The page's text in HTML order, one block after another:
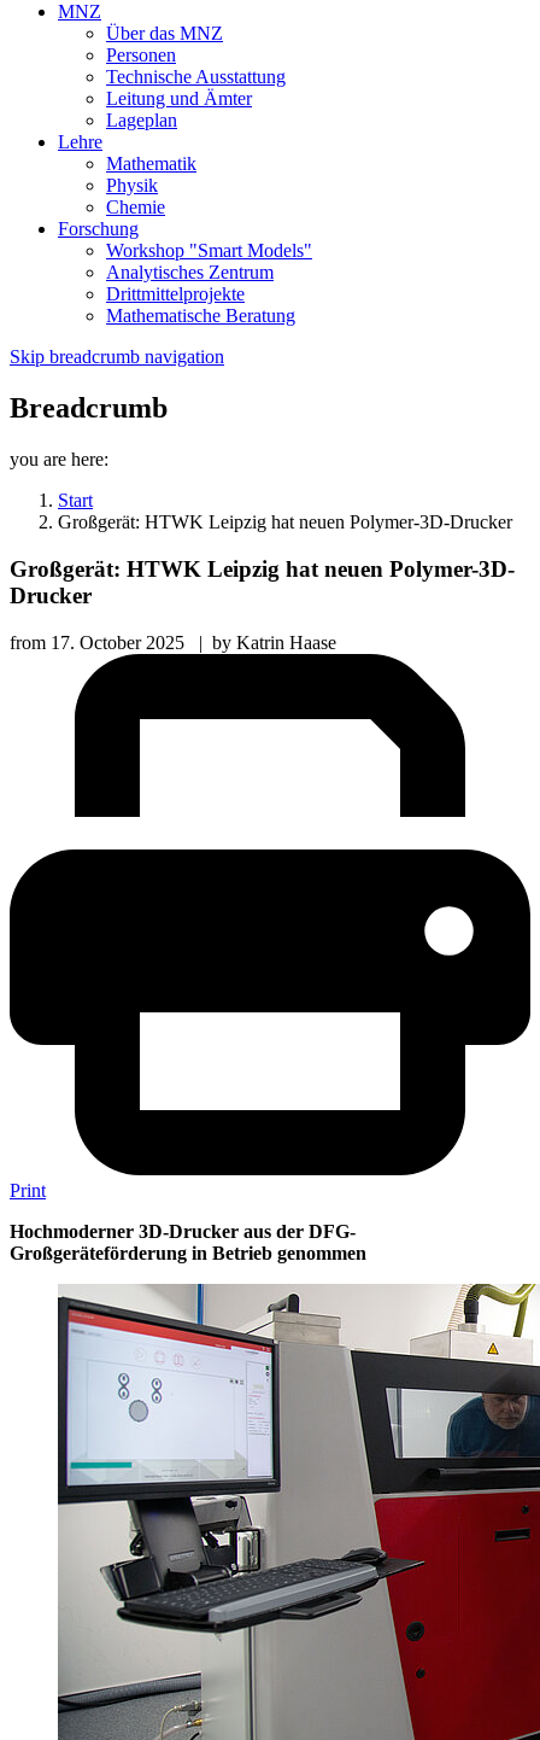
MNZ
Über das MNZ
Personen
Technische Ausstattung
Leitung und Ämter
Lageplan
Lehre
Mathematik
Physik
Chemie
Forschung
Workshop "Smart Models"
Analytisches Zentrum
Drittmittelprojekte
Mathematische Beratung
Skip breadcrumb navigation
Breadcrumb
you are here:
Start
Großgerät: HTWK Leipzig hat neuen Polymer-3D-Drucker
Großgerät: HTWK Leipzig hat neuen Polymer-3D-
Drucker
from 17. October 2025 | by Katrin Haase
Print
Hochmoderner 3D-Drucker aus der DFG-
Großgeräteförderung in Betrieb genommen